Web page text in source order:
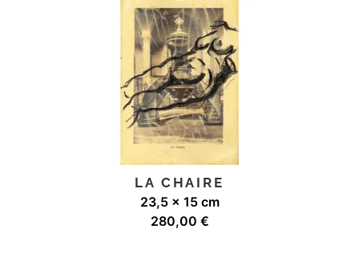
LA CHAIRE
23,5 x 15 cm
280,00 €